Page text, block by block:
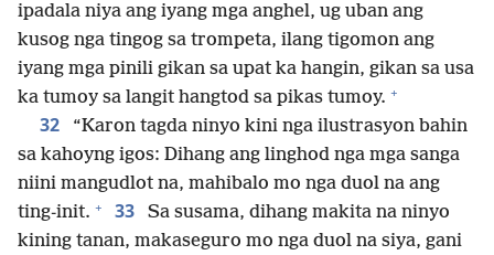
ipadala niya ang iyang mga anghel, ug uban ang
kusog nga tingog sa trompeta, ilang tigomon ang
iyang mga pinili gikan sa upat ka hangin, gikan sa usa
ka tumoy sa langit hangtod sa pikas tumoy. +
32
“Karon tagda ninyo kini nga ilustrasyon bahin
sa kahoyng igos: Dihang ang linghod nga mga sanga
niini mangudlot na, mahibalo mo nga duol na ang
ting-init. + 33
Sa susama, dihang makita na ninyo
kining tanan, makaseguro mo nga duol na siya, gani